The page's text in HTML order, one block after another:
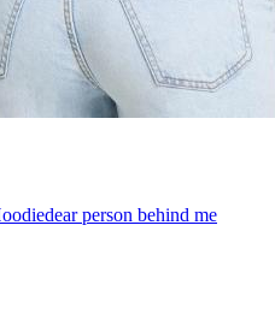
dear person behind me